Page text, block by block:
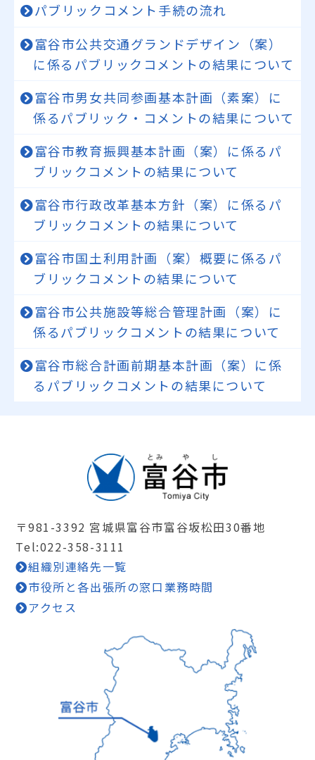
パブリックコメント手続の流れ
富谷市公共交通グランドデザイン（案）
に係るパブリックコメントの結果について
富谷市男女共同参画基本計画（素案）に
係るパブリック・コメントの結果について
富谷市教育振興基本計画（案）に係るパ
ブリックコメントの結果について
富谷市行政改革基本方針（案）に係るパ
ブリックコメントの結果について
富谷市国土利用計画（案）概要に係るパ
ブリックコメントの結果について
富谷市公共施設等総合管理計画（案）に
係るパブリックコメントの結果について
富谷市総合計画前期基本計画（案）に係
るパブリックコメントの結果について
〒981-3392 宮城県富谷市富谷坂松田30番地
Tel:022-358-3111
組織別連絡先一覧
市役所と各出張所の窓口業務時間
アクセス